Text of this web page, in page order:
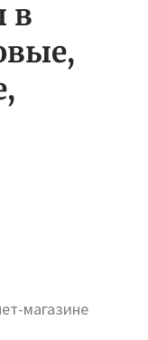
в
магазине